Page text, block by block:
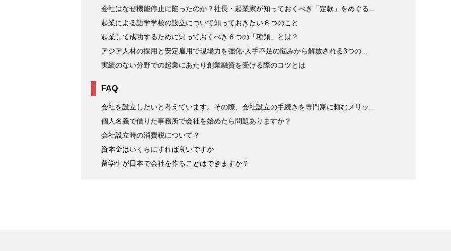
会社はなぜ機能停止に陥ったのか？社長・起業家が知っておくべき「定款」をめぐる...
起業による語学学校の設立について知っておきたい６つのこと
起業して成功するために知っておくべき６つの「種類」とは？
アジア人材の採用と安定雇用で現場力を強化-人手不足の悩みから解放される3つの...
実績のない分野での起業にあたり創業融資を受ける際のコツとは
FAQ
会社を設立したいと考えています。その際、会社設立の手続きを専門家に頼むメリッ...
個人名義で借りた事務所で会社を始めたら問題ありますか？
会社設立時の消費税について？
資本金はいくらにすれば良いですか
留学生が日本で会社を作ることはできますか？